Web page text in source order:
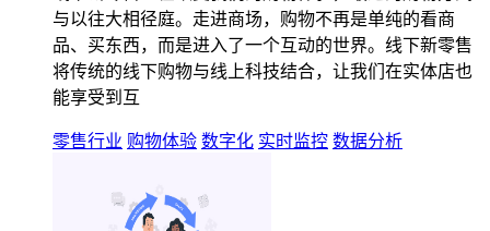
与以往大相径庭。走进商场，购物不再是单纯的看商
品、买东西，而是进入了一个互动的世界。线下新零售
将传统的线下购物与线上科技结合，让我们在实体店也
能享受到互
零售行业 购物体验 数字化 实时监控 数据分析